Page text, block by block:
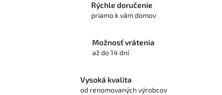
Rýchle doručenie
priamo k vám domov
Možnosť vrátenia
až do 14 dní
Vysoká kvalita
od renomovaných výrobcov